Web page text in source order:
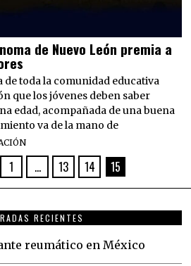
de Nuevo León premia a
de toda la comunidad educativa
que los jóvenes deben saber
edad, acompañada de una buena
va de la mano de
1 … 13 14 15
RECIENTES
reumático en México